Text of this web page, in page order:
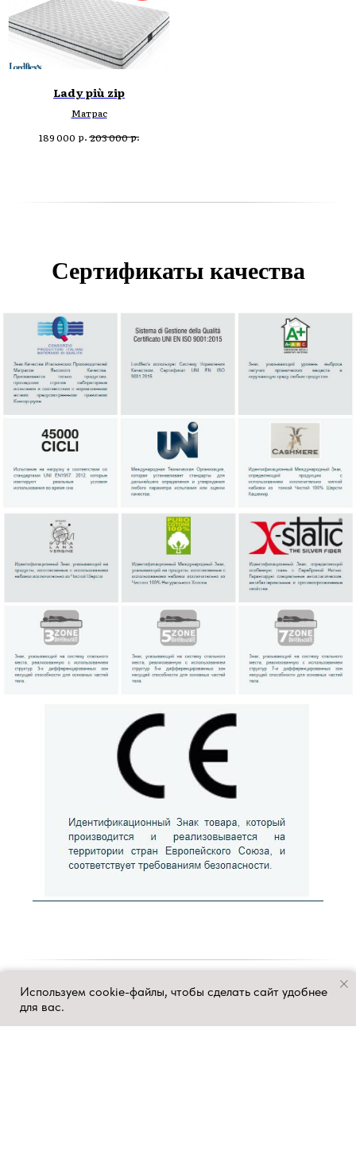
Lady più zip
Матрас
189 000 р.203 000р.
Сертификаты качества
Используем cookie-файлы, чтобы сделать сайт удобнее
для вас.